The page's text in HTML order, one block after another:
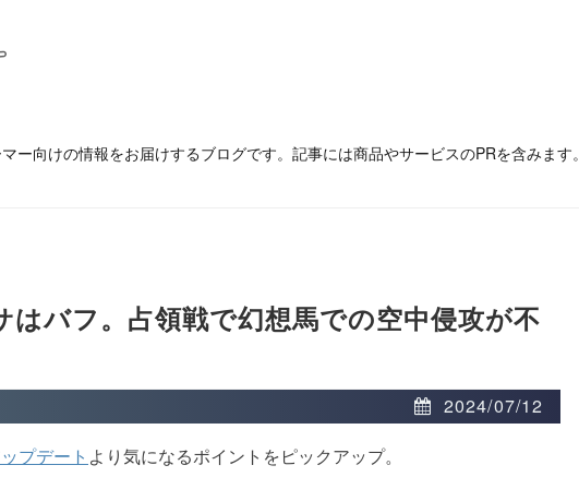
ー向けの情報をお届けするブログです。記事には商品やサービスのPRを含みます。
はバフ。占領戦で幻想馬での空中侵攻が不
2024/07/12
プデート より気になるポイントをピックアップ。